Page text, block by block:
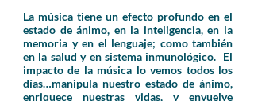
La música tiene un efecto profundo en el
estado de ánimo, en la inteligencia, en la
memoria y en el lenguaje; como también
en la salud y en sistema inmunológico. El
impacto de la música lo vemos todos los
días…manipula nuestro estado de ánimo,
enriquece nuestras vidas, y envuelve